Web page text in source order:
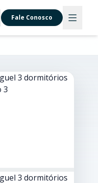
Fale Conosco